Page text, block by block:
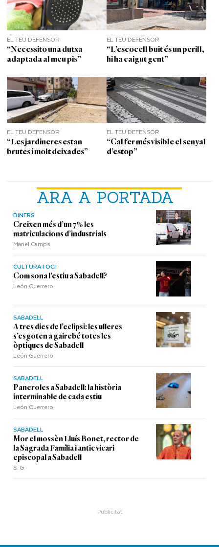
ARA A PORTADA
DINERS
Creixen més d’un 7% les
matriculacions d’industrials
Manel Camps
CULTURA I OCI
Com sona l’estiu a Sabadell?
León Guerrero
SABADELL
A tres dies de l’eclipsi: les ulleres
s’esgoten a gairebé totes les
òptiques de Sabadell
León Guerrero
SABADELL
Paneroles a Sabadell: la història
interminable de cada estiu
León Guerrero
SABADELL
Mor el mossèn Lluís Bonet, rector de
la Sagrada Família i antic vicari
episcopal a Sabadell
S. G.
EL TEU DEFENSOR
“Necessito una dutxa
adaptada al meu pis”
EL TEU DEFENSOR
“L’escocell buit és un perill,
hi ha caigut gent”
EL TEU DEFENSOR
“Les jardineres estan
brutes i molt deixades”
EL TEU DEFENSOR
“Cal fer més visible el senyal
d’estop”